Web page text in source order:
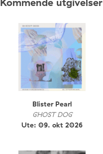
Blister Pearl
GHOST DOG
Ute: 09. okt 2026